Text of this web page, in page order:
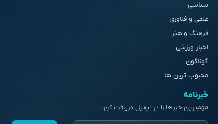
سیاسی
علمی و فناوری
فرهنگ و هنر
اخبار ورزشی
گوناگون
محبوب ترین ها
خبرنامه
مهم‌ترین خبرها را در ایمیل دریافت کن.